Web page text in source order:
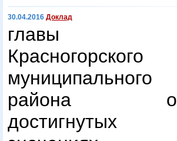
30.04.2016 Доклад
главы
Красногорского
муниципального
района о
достигнутых